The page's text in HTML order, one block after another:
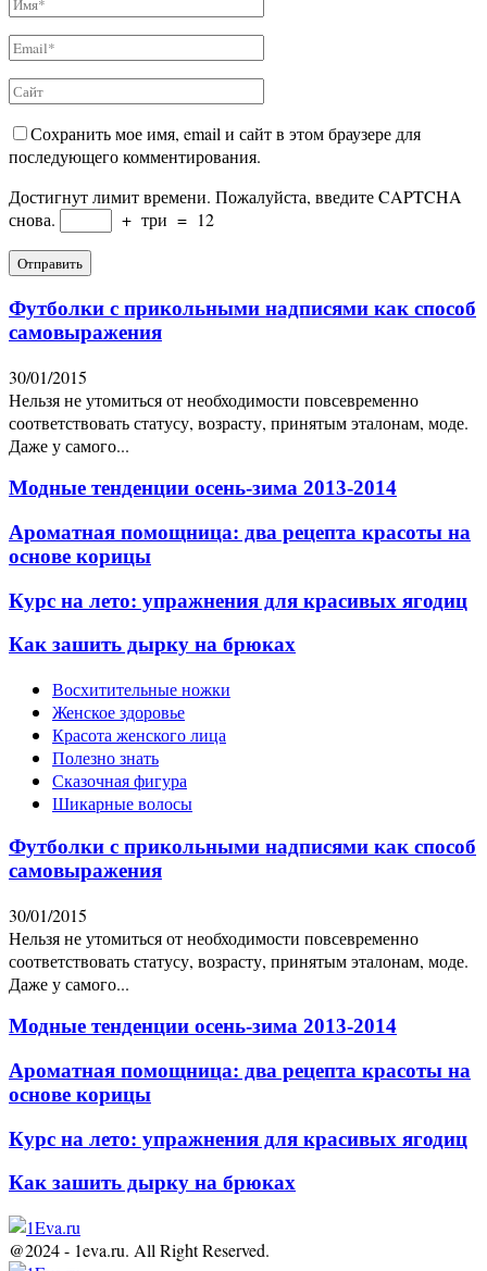
Сохранить мое имя, email и сайт в этом браузере для
последующего комментирования.
Достигнут лимит времени. Пожалуйста, введите CAPTCHA
снова.
+ три = 12
Футболки с прикольными надписями как способ
самовыражения
30/01/2015
Нельзя не утомиться от необходимости повсевременно
соответствовать статусу, возрасту, принятым эталонам, моде.
Даже у самого...
Модные тенденции осень-зима 2013-2014
Ароматная помощница: два рецепта красоты на
основе корицы
Курс на лето: упражнения для красивых ягодиц
Как зашить дырку на брюках
Восхитительные ножки
Женское здоровье
Красота женского лица
Полезно знать
Сказочная фигура
Шикарные волосы
Футболки с прикольными надписями как способ
самовыражения
30/01/2015
Нельзя не утомиться от необходимости повсевременно
соответствовать статусу, возрасту, принятым эталонам, моде.
Даже у самого...
Модные тенденции осень-зима 2013-2014
Ароматная помощница: два рецепта красоты на
основе корицы
Курс на лето: упражнения для красивых ягодиц
Как зашить дырку на брюках
@2024 - 1eva.ru. All Right Reserved.